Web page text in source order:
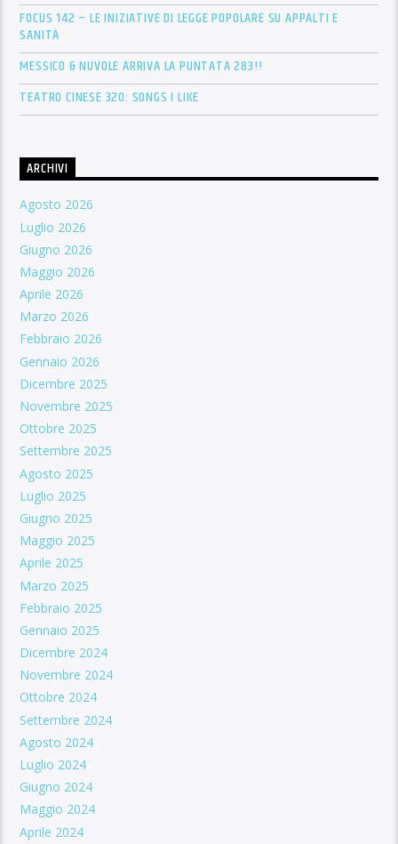
FOCUS 142 – LE INIZIATIVE DI LEGGE POPOLARE SU APPALTI E
SANITÀ
MESSICO & NUVOLE ARRIVA LA PUNTATA 283!!
TEATRO CINESE 320: SONGS I LIKE
ARCHIVI
Agosto 2026
Luglio 2026
Giugno 2026
Maggio 2026
Aprile 2026
Marzo 2026
Febbraio 2026
Gennaio 2026
Dicembre 2025
Novembre 2025
Ottobre 2025
Settembre 2025
Agosto 2025
Luglio 2025
Giugno 2025
Maggio 2025
Aprile 2025
Marzo 2025
Febbraio 2025
Gennaio 2025
Dicembre 2024
Novembre 2024
Ottobre 2024
Settembre 2024
Agosto 2024
Luglio 2024
Giugno 2024
Maggio 2024
Aprile 2024